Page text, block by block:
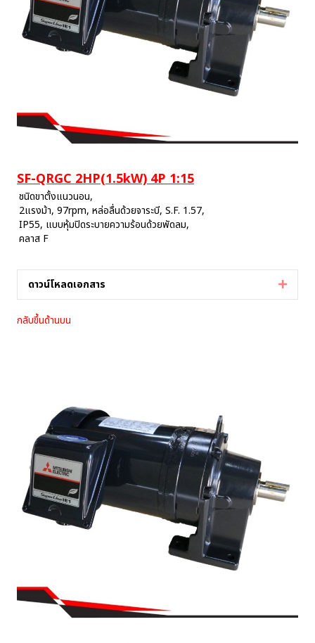
SF-QRGC 2HP(1.5kW) 4P 1:15
ชนิดขาตั้งแนวนอน,
2แรงม้า, 97rpm, หล่อลื่นด้วยจาระบี, S.F. 1.57,
IP55, แบบหุ้มปิดระบายความร้อนด้วยพัดลม,
คลาส F
ดาวน์โหลดเอกสาร
กลับขึ้นด้านบน